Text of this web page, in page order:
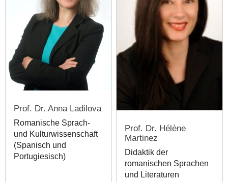
Prof. Dr. Anna Ladilova
Romanische Sprach-
und Kulturwissenschaft
(Spanisch und
Portugiesisch)
Prof. Dr. Hélène
Martinez
Didaktik der
romanischen Sprachen
und Literaturen